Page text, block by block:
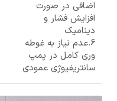
اضافی در صورت
افزایش فشار و
دینامیک
6.عدم نیاز به غوطه
وری کامل در پمپ
سانتریفیوژی عمودی